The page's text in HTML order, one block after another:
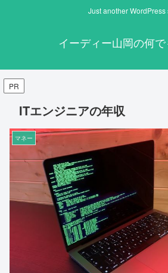
Just another WordPress
イーディー山岡の何で
PR
ITエンジニアの年収
マネー